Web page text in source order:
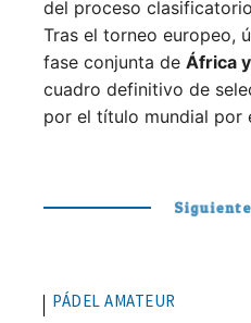
del proceso
Tras el torneo europeo,
fase conjunta de África
cuadro definitivo de
por el título mundial por
PÁDEL AMATEUR